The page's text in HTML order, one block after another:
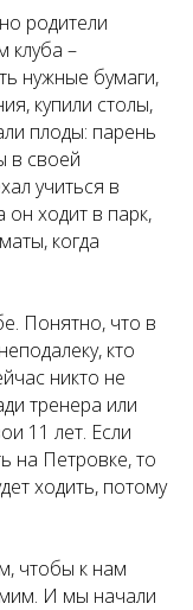
родители
клуба –
нужные бумаги,
купили столы,
плоды: парень
в своей
учиться в
ходит в парк,
когда
Понятно, что в
кто
никто не
тренера или
11 лет. Если
на Петровке, то
ходить, потому
чтобы к нам
И мы начали